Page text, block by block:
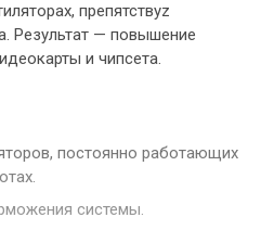
препятствуz
Результат — повышение
и чипсета.
постоянно работающих
системы.